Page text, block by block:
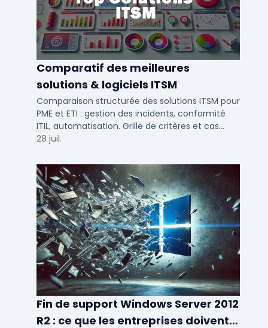
Comparatif des meilleures
solutions & logiciels ITSM
Comparaison structurée des solutions ITSM pour
PME et ETI : gestion des incidents, conformité
ITIL, automatisation. Grille de critères et cas
d'usage par taille d'entreprise.
28 juil.
Fin de support Windows Server 2012
R2 : ce que les entreprises doivent